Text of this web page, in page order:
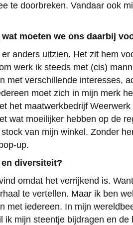
te doorbreken. Vandaar ook
moeten we ons daarbij
anders uitzien. Het zit hem
werk ik steeds met (cis)
met verschillende interesses,
moet zich in mijn merk
het maatwerkbedrijf
wat moeilijker hebben op de
van mijn winkel. Zonder
up.
diversiteit?
omdat het verrijkend is.
te vertellen. Maar ik ben
met iedereen. In mijn
ik mijn steentje bijdragen en de